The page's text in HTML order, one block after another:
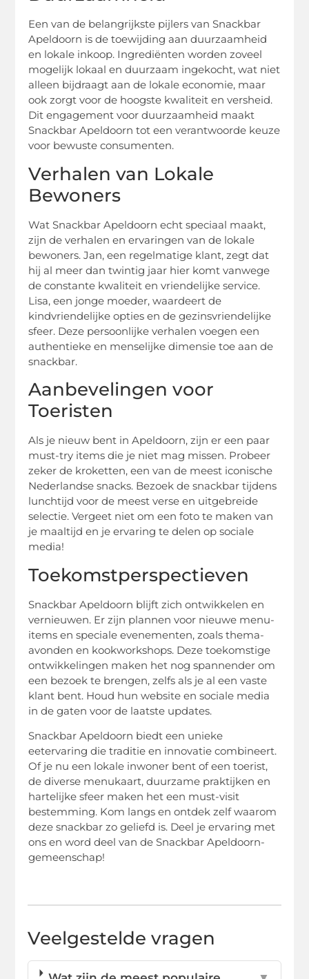
Een van de belangrijkste pijlers van Snackbar
Apeldoorn is de toewijding aan duurzaamheid
en lokale inkoop. Ingrediënten worden zoveel
mogelijk lokaal en duurzaam ingekocht, wat niet
alleen bijdraagt aan de lokale economie, maar
ook zorgt voor de hoogste kwaliteit en versheid.
Dit engagement voor duurzaamheid maakt
Snackbar Apeldoorn tot een verantwoorde keuze
voor bewuste consumenten.
Verhalen van Lokale
Bewoners
Wat Snackbar Apeldoorn echt speciaal maakt,
zijn de verhalen en ervaringen van de lokale
bewoners. Jan, een regelmatige klant, zegt dat
hij al meer dan twintig jaar hier komt vanwege
de constante kwaliteit en vriendelijke service.
Lisa, een jonge moeder, waardeert de
kindvriendelijke opties en de gezinsvriendelijke
sfeer. Deze persoonlijke verhalen voegen een
authentieke en menselijke dimensie toe aan de
snackbar.
Aanbevelingen voor
Toeristen
Als je nieuw bent in Apeldoorn, zijn er een paar
must-try items die je niet mag missen. Probeer
zeker de kroketten, een van de meest iconische
Nederlandse snacks. Bezoek de snackbar tijdens
lunchtijd voor de meest verse en uitgebreide
selectie. Vergeet niet om een foto te maken van
je maaltijd en je ervaring te delen op sociale
media!
Toekomstperspectieven
Snackbar Apeldoorn blijft zich ontwikkelen en
vernieuwen. Er zijn plannen voor nieuwe menu-
items en speciale evenementen, zoals thema-
avonden en kookworkshops. Deze toekomstige
ontwikkelingen maken het nog spannender om
een bezoek te brengen, zelfs als je al een vaste
klant bent. Houd hun website en sociale media
in de gaten voor de laatste updates.
Snackbar Apeldoorn biedt een unieke
eetervaring die traditie en innovatie combineert.
Of je nu een lokale inwoner bent of een toerist,
de diverse menukaart, duurzame praktijken en
hartelijke sfeer maken het een must-visit
bestemming. Kom langs en ontdek zelf waarom
deze snackbar zo geliefd is. Deel je ervaring met
ons en word deel van de Snackbar Apeldoorn-
gemeenschap!
Veelgestelde vragen